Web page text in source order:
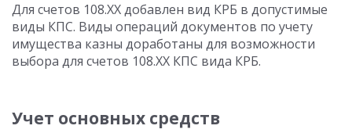
Для счетов 108.ХХ добавлен вид КРБ в допустимые
виды КПС. Виды операций документов по учету
имущества казны доработаны для возможности
выбора для счетов 108.ХХ КПС вида КРБ.
Учет основных средств